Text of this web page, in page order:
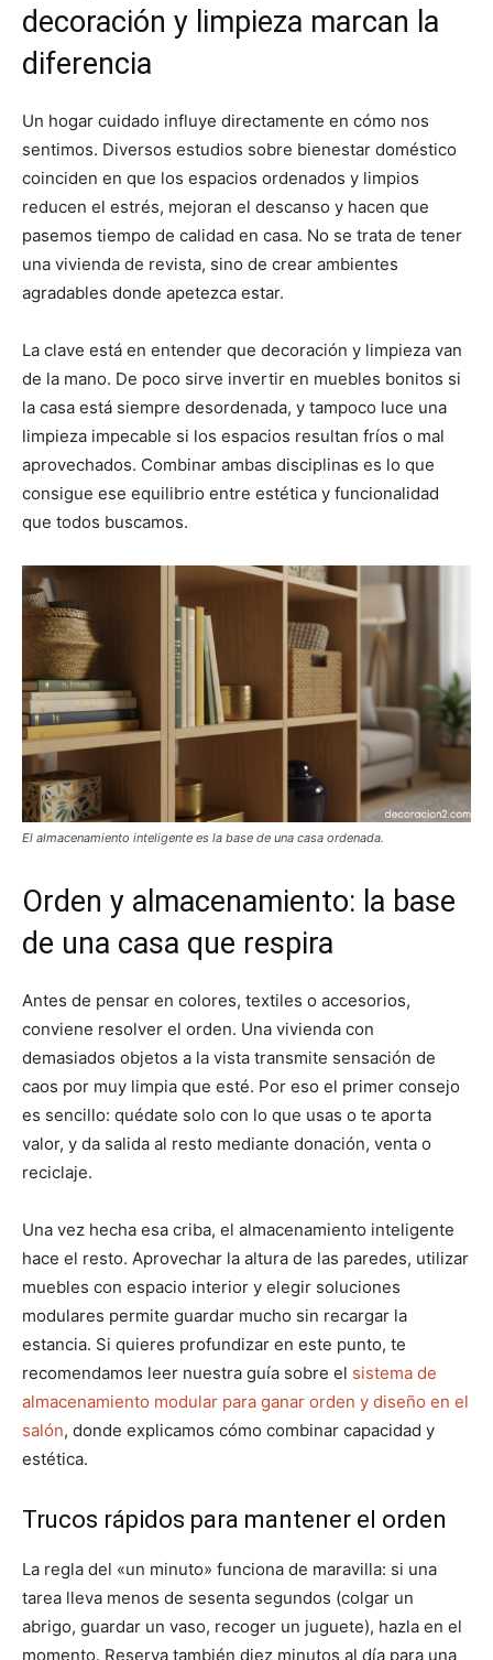
decoración y limpieza marcan la
diferencia
Un hogar cuidado influye directamente en cómo nos
sentimos. Diversos estudios sobre bienestar doméstico
coinciden en que los espacios ordenados y limpios
reducen el estrés, mejoran el descanso y hacen que
pasemos tiempo de calidad en casa. No se trata de tener
una vivienda de revista, sino de crear ambientes
agradables donde apetezca estar.
La clave está en entender que decoración y limpieza van
de la mano. De poco sirve invertir en muebles bonitos si
la casa está siempre desordenada, y tampoco luce una
limpieza impecable si los espacios resultan fríos o mal
aprovechados. Combinar ambas disciplinas es lo que
consigue ese equilibrio entre estética y funcionalidad
que todos buscamos.
El almacenamiento inteligente es la base de una casa ordenada.
Orden y almacenamiento: la base
de una casa que respira
Antes de pensar en colores, textiles o accesorios,
conviene resolver el orden. Una vivienda con
demasiados objetos a la vista transmite sensación de
caos por muy limpia que esté. Por eso el primer consejo
es sencillo: quédate solo con lo que usas o te aporta
valor, y da salida al resto mediante donación, venta o
reciclaje.
Una vez hecha esa criba, el almacenamiento inteligente
hace el resto. Aprovechar la altura de las paredes, utilizar
muebles con espacio interior y elegir soluciones
modulares permite guardar mucho sin recargar la
estancia. Si quieres profundizar en este punto, te
recomendamos leer nuestra guía sobre el sistema de
almacenamiento modular para ganar orden y diseño en el
salón, donde explicamos cómo combinar capacidad y
estética.
Trucos rápidos para mantener el orden
La regla del «un minuto» funciona de maravilla: si una
tarea lleva menos de sesenta segundos (colgar un
abrigo, guardar un vaso, recoger un juguete), hazla en el
momento. Reserva también diez minutos al día para una